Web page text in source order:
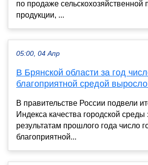
по продаже сельскохозяйственной
продукции, ...
05:00, 04 Апр
В Брянской области за год
благоприятной средой
В правительстве России подвели
Индекса качества городской
результатам прошлого года число
благоприятной...